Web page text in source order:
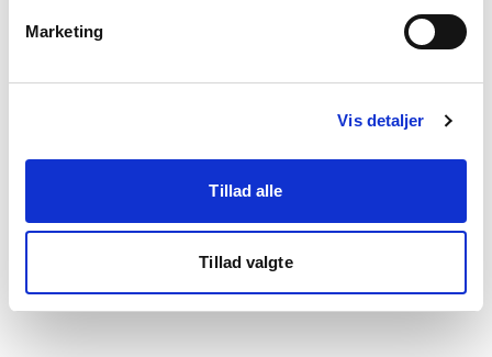
Marketing
Vis detaljer
Tillad alle
Tillad valgte